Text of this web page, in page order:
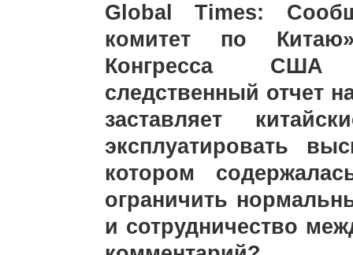
Global Times:
комитет по
Конгресса США
следственный отчет
заставляет
эксплуатировать
котором
ограничить
и сотрудничество